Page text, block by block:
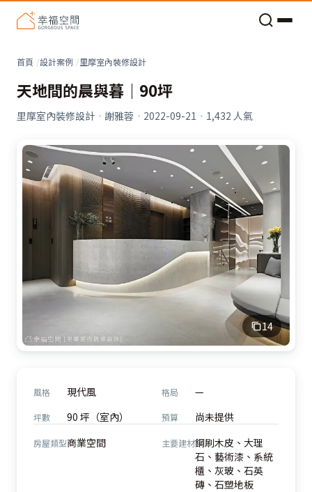
首頁 設計案例 里摩室內裝修設計
天地間的晨與暮｜90坪
里摩室內裝修設計 · 謝雅蓉 · 2022-09-21 · 1,432 人氣
14
風格 現代風 格局 —
坪數 90 坪（室內） 預算 尚未提供
房屋類型商業空間 主要建材鋼刷木皮、大理
石、藝術漆、系統
櫃、灰玻、石英
磚、石塑地板